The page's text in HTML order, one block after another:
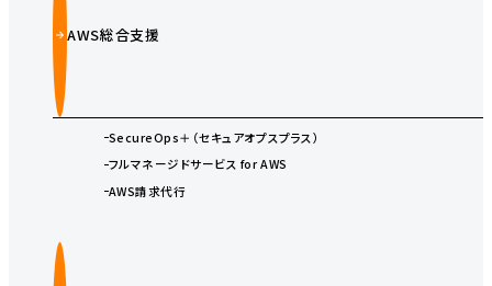
AWS総合支援
SecureOps＋（セキュアオプスプラス）
フルマネージドサービス for AWS
AWS請求代行